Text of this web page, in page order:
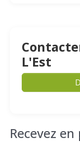
L'Est
Recevez